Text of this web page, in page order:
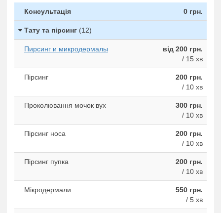
Консультація 0 грн.
Тату та пірсинг (12)
Пирсинг и микродермалы
від 200 грн.
/ 15 хв
Пірсинг
200 грн.
/ 10 хв
Проколювання мочок вух
300 грн.
/ 10 хв
Пірсинг носа
200 грн.
/ 10 хв
Пірсинг пупка
200 грн.
/ 10 хв
Мікродермали
550 грн.
/ 5 хв